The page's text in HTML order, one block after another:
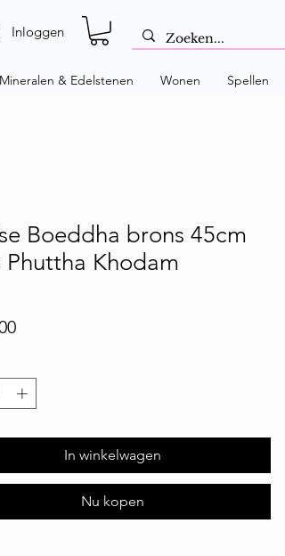
Inloggen
Mineralen & Edelstenen Wonen Spellen
Boeddha brons 45cm
Phuttha Khodam
Prijs
In winkelwagen
Nu kopen